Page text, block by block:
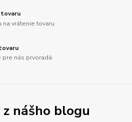
tovaru
vrátenie tovaru
pre nás prvoradá
nášho blogu